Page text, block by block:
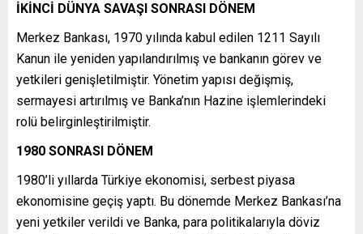
İKİNCİ DÜNYA SAVAŞI SONRASI DÖNEM
Merkez Bankası, 1970 yılında kabul edilen 1211 Sayılı
Kanun ile yeniden yapılandırılmış ve bankanın görev ve
yetkileri genişletilmiştir. Yönetim yapısı değişmiş,
sermayesi artırılmış ve Banka’nın Hazine işlemlerindeki
rolü belirginleştirilmiştir.
1980 SONRASI DÖNEM
1980’li yıllarda Türkiye ekonomisi, serbest piyasa
ekonomisine geçiş yaptı. Bu dönemde Merkez Bankası’na
yeni yetkiler verildi ve Banka, para politikalarıyla döviz